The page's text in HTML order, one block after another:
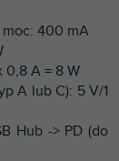
400 mA
0,8 A = 8 W
A lub C): 5 V/1
Hub -> PD (do